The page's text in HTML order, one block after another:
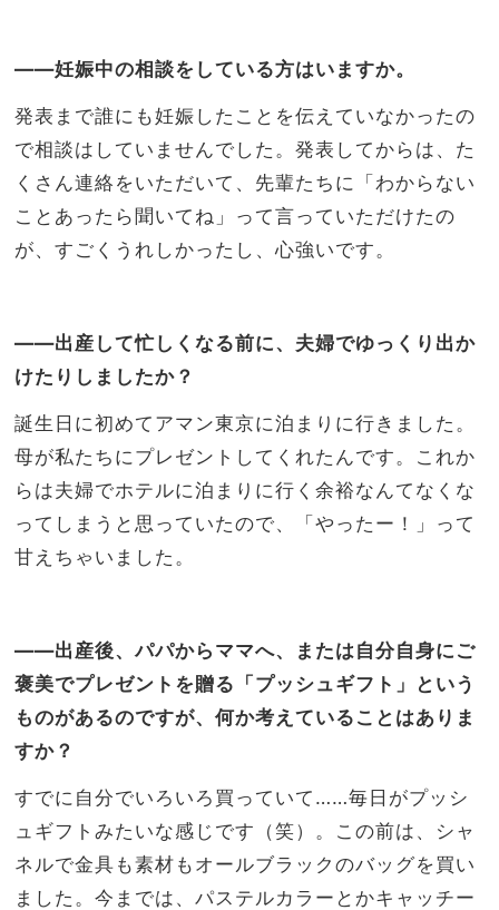
――妊娠中の相談をしている方はいますか。
発表まで誰にも妊娠したことを伝えていなかったの
で相談はしていませんでした。発表してからは、た
くさん連絡をいただいて、先輩たちに「わからない
ことあったら聞いてね」って言っていただけたの
が、すごくうれしかったし、心強いです。
――出産して忙しくなる前に、夫婦でゆっくり出か
けたりしましたか？
誕生日に初めてアマン東京に泊まりに行きました。
母が私たちにプレゼントしてくれたんです。これか
らは夫婦でホテルに泊まりに行く余裕なんてなくな
ってしまうと思っていたので、「やったー！」って
甘えちゃいました。
――出産後、パパからママへ、または自分自身にご
褒美でプレゼントを贈る「プッシュギフト」という
ものがあるのですが、何か考えていることはありま
すか？
すでに自分でいろいろ買っていて……毎日がプッシ
ュギフトみたいな感じです（笑）。この前は、シャ
ネルで金具も素材もオールブラックのバッグを買い
ました。今までは、パステルカラーとかキャッチー